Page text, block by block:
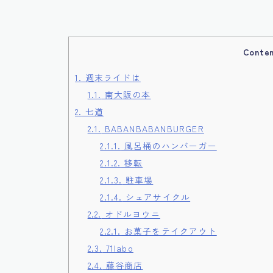
1. 週末ライドは
1.1. 南大阪の本
2. 七道
2.1. BABANBABANBURGER
2.1.1. 風呂桶のハンバーガー
2.1.2. 移転
2.1.3. 駐車場
2.1.4. シェアサイクル
2.2. オドルヨウニ
2.2.1. お菓子をテイクアウト
2.3. 71labo
2.4. 藤谷商店